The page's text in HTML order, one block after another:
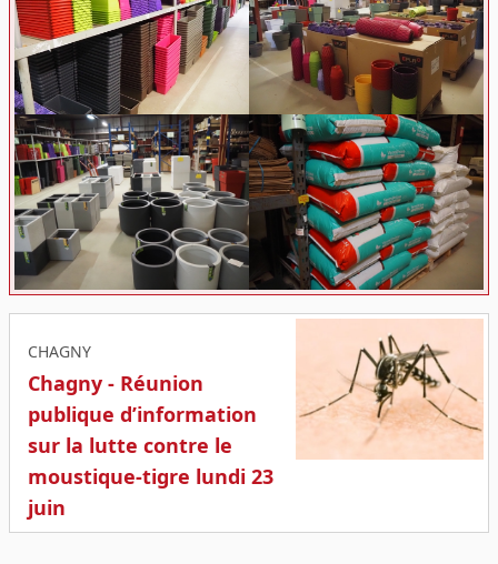
CHAGNY
Chagny - Réunion
publique d’information
sur la lutte contre le
moustique-tigre lundi 23
juin